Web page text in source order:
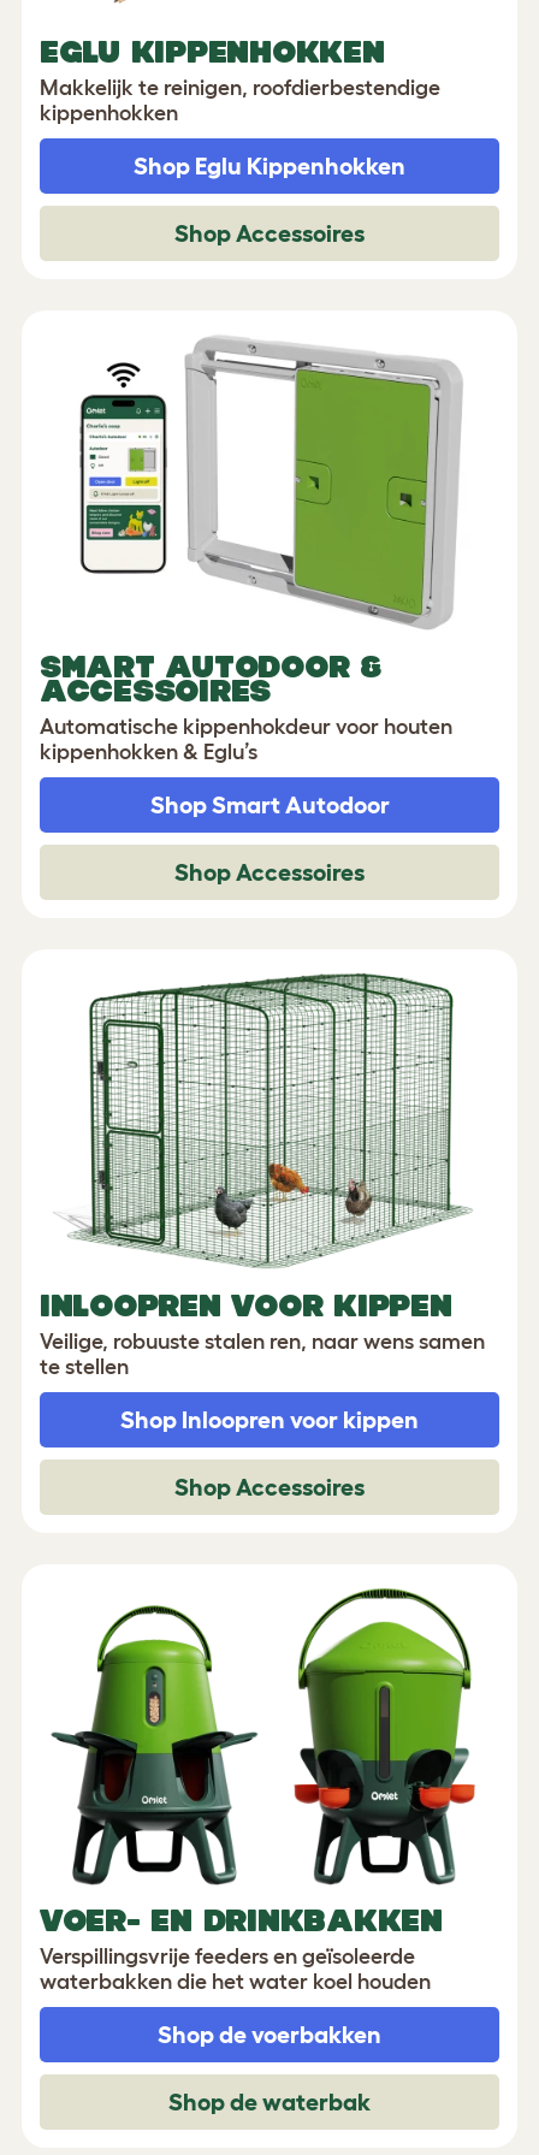
EGLU KIPPENHOKKEN
Makkelijk te reinigen, roofdierbestendige
kippenhokken
Shop Eglu Kippenhokken
Shop Accessoires
SMART AUTODOOR &
ACCESSOIRES
Automatische kippenhokdeur voor houten
kippenhokken & Eglu’s
Shop Smart Autodoor
Shop Accessoires
INLOOPREN VOOR KIPPEN
Veilige, robuuste stalen ren, naar wens samen
te stellen
Shop Inloopren voor kippen
Shop Accessoires
VOER- EN DRINKBAKKEN
Verspillingsvrije feeders en geïsoleerde
waterbakken die het water koel houden
Shop de voerbakken
Shop de waterbak